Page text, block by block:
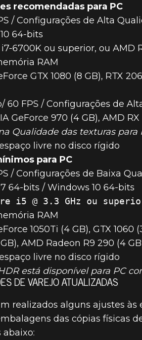
recomendadas para PC
/ Configurações de Alta
64-bits
6700K ou superior, ou AMD
RAM
GTX 1080 (8 GB), RTX
60 FPS / Configurações de
GeForce 970 (4 GB), AMD
Qualidade das texturas para
livre no disco rígido
para PC
/ Configurações de Baixa
64-bits / Windows 10 64-bits
RAM
1050Ti (4 GB), GTX 1060
AMD Radeon R9 290 (4
livre no disco rígido
está disponível para PC
DE VAREJO ATUALIZADAS
realizados alguns ajustes
das cópias físicas
abaixo: